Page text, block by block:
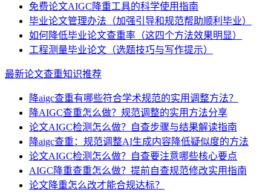
免费论文AIGC降重工具的科学使用指南
毕业论文管理办法（加强引导和规范帮助顺利毕业）
如何降低毕业论文查重率（这四个方法效果明显）
工程测量毕业论文（选题技巧与写作提示）
最新论文查重知识推荐
降aigc查重有哪些符合学术规范的实用调整方法？
降AIGC查重怎么做？规范调整的实用方法分享
论文AIGC检测怎么做？自查步骤与结果解读指南
降aigc查重：规范调整AI生成内容降低疑似度的方法
论文AIGC检测怎么做？自查要注意哪些核心要点
AIGC降重查重怎么做？提前自查规范修改实用指南
论文降重怎么改才能合规达标？